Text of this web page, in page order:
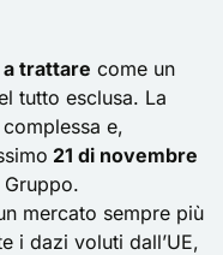
trattare come un
tutto esclusa. La
e,
21 di novembre
mercato sempre più
i dazi voluti dall’UE,